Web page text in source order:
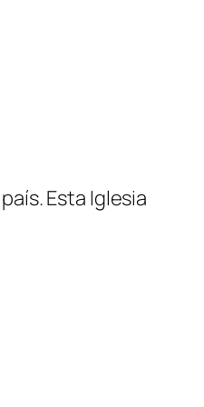
Esta Iglesia